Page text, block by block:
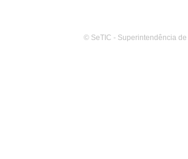
© SeTIC - Superintendência